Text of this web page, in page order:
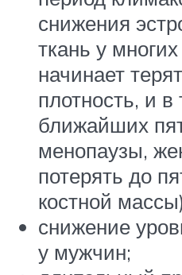
снижения
ткань у
начинает
плотность, и в
ближайших
менопаузы,
потерять до
костной
снижение
у мужчин;